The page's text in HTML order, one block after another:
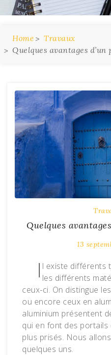
Home
Travaux
Quelques avantages
Quelques
13
I l existe différents
les différents
ceux-ci. On distingue
ou encore ceux en
aluminium présentent
qui en font des portails
plus prisés. Nous
quelques uns.